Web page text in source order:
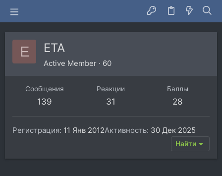
E ETA
Active Member · 60
Сообщения
139
Реакции
31
Баллы
28
Регистрация 11 Янв 2012Активность 30 Дек 2025
Найти